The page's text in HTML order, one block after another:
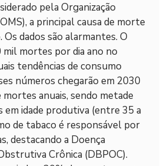
pela Organização
a principal causa de morte
dados são alarmantes. O
mortes por dia ano no
tendências de consumo
números chegarão em 2030
anuais, sendo metade
em idade produtiva (entre 35 a
de tabaco é responsável por
destacando a Doença
Crônica (DBPOC).